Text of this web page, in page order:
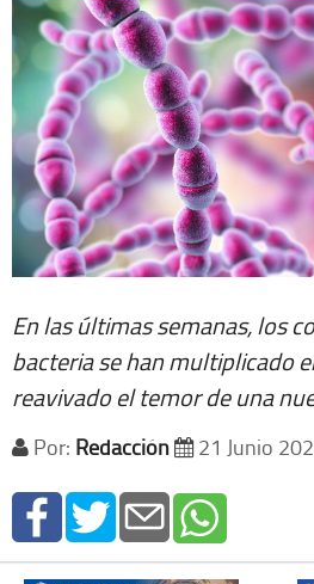
Extra +
En las últimas semanas, los
bacteria se han multiplicado
reavivado el temor de una
Por: Redacción 21 Junio